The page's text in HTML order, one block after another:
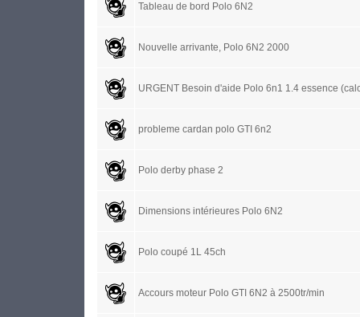
Tableau de bord Polo 6N2
Nouvelle arrivante, Polo 6N2 2000
URGENT Besoin d'aide Polo 6n1 1.4 essence
probleme cardan polo GTI 6n2
Polo derby phase 2
Dimensions intérieures Polo 6N2
Polo coupé 1L 45ch
Accours moteur Polo GTI 6N2 à 2500tr/min